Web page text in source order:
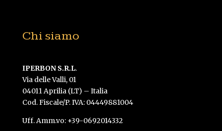
Chi siamo
IPERBON S.R.L.
Via delle Valli, 01
04011 Aprilia (LT) – Italia
Cod. Fiscale/P. IVA: 04449881004
Uff. Amm.vo: +39-0692014332